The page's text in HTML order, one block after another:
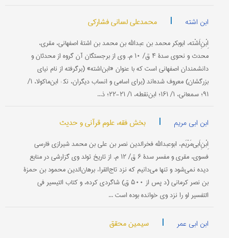
ابن اشته | محمدعلی لسانی فشارکی
اِبْنِ‌اَشْته، ابوبکر محمد بن عبدالله بن محمد بن اشتۀ اصفهانی، مقری،
محدث و نحوی سدۀ ۴ ق/ ۱۰ م. وی از برجستگان آن گروه از محدثان و
دانشمندان اصفهانی است که با عنوان «ابن‌اشته» (برگرفته از نام نیای
بزرگشان) معروف شده‌اند (برای اسامی و انساب دیگران، نک‍ : ابن‌ماکولا، ۱/
۹۱؛ سمعانی، ۱/ ۱۶۱؛ ابن‌نقطه، ۱/ ۲۱-۲۲؛ ذ...
ابن ابی مریم | بخش فقه، علوم قرآنی و حدیث
اِبْنِ‌اَبی‌مَرْیَم، ابوعبدالله فخرالدین نصر بن علی بن محمد شیرازی فارسی
فسوی، مقری و مفسر سدۀ ۶ ق/ ۱۲ م. از تاریخ تولد وی گزارشی در منابع
دیده نمی‌شود و تنها می‌دانیم که نزد تاج‌القراء برهان‌الدین محمود بن حمزة
بن نصر کرمانی (د پس از ۵۰۰ ق) شاگردی کرده، و کتاب التیسیر فی
التفسیر او را نزد وی خوانده بوده است ...
ابن ابی عمر | سیمین محقق